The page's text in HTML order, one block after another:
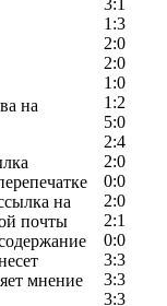
3:1
1:3
2:0
2:0
1:0
1:2
5:0
2:4
2:0
0:0
2:0
2:1
0:0
3:3
3:3
3:3
на
на
почты
мнение